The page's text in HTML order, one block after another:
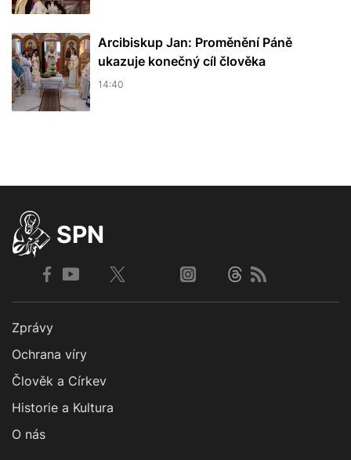
Arcibiskup Jan: Proměnění Páně
ukazuje konečný cíl člověka
14:40
SPN
Zprávy
Ochrana víry
Člověk a Církev
Historie a Kultura
O nás